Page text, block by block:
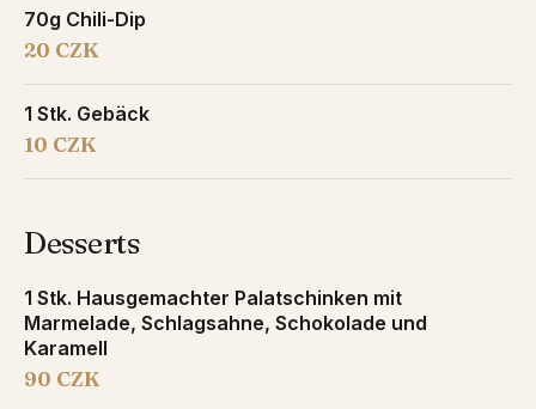
70g Chili-Dip
20 CZK
1 Stk. Gebäck
10 CZK
Desserts
1 Stk. Hausgemachter Palatschinken mit
Marmelade, Schlagsahne, Schokolade und
Karamell
90 CZK